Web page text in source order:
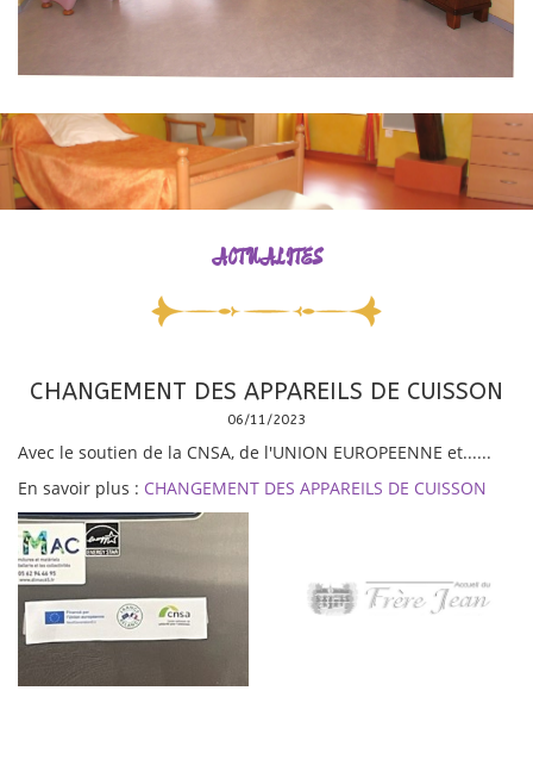
ACTUALITÉS
CHANGEMENT DES APPAREILS DE CUISSON
06/11/2023
Avec le soutien de la CNSA, de l'UNION EUROPEENNE et......
En savoir plus : CHANGEMENT DES APPAREILS DE CUISSON